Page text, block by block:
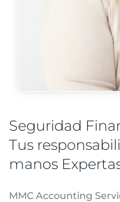
Seguridad
Tus
manos
MMC Accounting